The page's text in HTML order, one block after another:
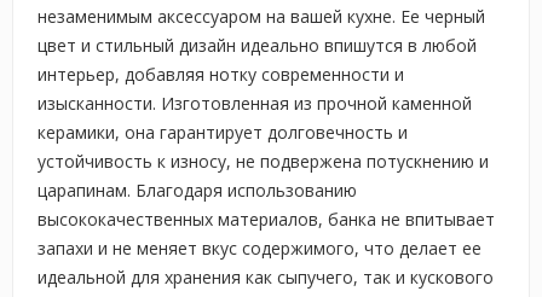
незаменимым аксессуаром на вашей кухне. Ее черный
цвет и стильный дизайн идеально впишутся в любой
интерьер, добавляя нотку современности и
изысканности. Изготовленная из прочной каменной
керамики, она гарантирует долговечность и
устойчивость к износу, не подвержена потускнению и
царапинам. Благодаря использованию
высококачественных материалов, банка не впитывает
запахи и не меняет вкус содержимого, что делает ее
идеальной для хранения как сыпучего, так и кускового